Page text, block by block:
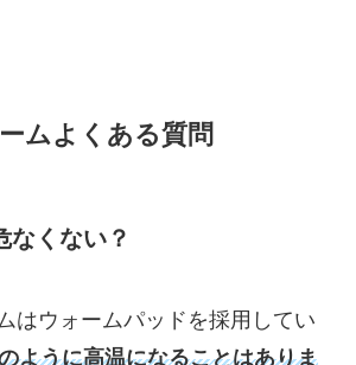
ムよくある質問
なくない？
はウォームパッドを採用してい
ように高温になることはありま